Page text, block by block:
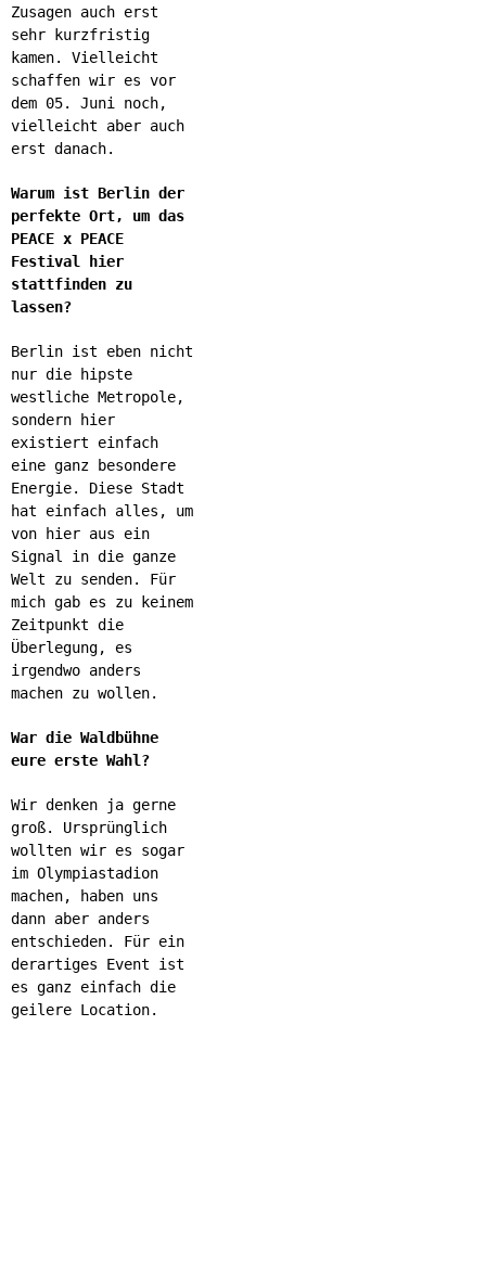
Zusagen auch erst
sehr kurzfristig
kamen. Vielleicht
schaffen wir es vor
dem 05. Juni noch,
vielleicht aber auch
erst danach.
Warum ist Berlin der
perfekte Ort, um das
PEACE x PEACE
Festival hier
stattfinden zu
lassen?
Berlin ist eben nicht
nur die hipste
westliche Metropole,
sondern hier
existiert einfach
eine ganz besondere
Energie. Diese Stadt
hat einfach alles, um
von hier aus ein
Signal in die ganze
Welt zu senden. Für
mich gab es zu keinem
Zeitpunkt die
Überlegung, es
irgendwo anders
machen zu wollen.
War die Waldbühne
eure erste Wahl?
Wir denken ja gerne
groß. Ursprünglich
wollten wir es sogar
im Olympiastadion
machen, haben uns
dann aber anders
entschieden. Für ein
derartiges Event ist
es ganz einfach die
geilere Location.